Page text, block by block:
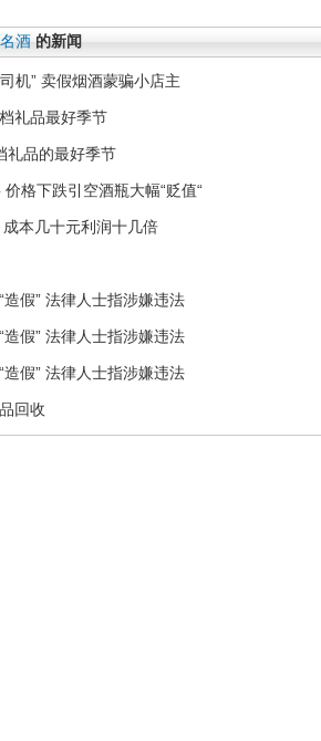
酒 的新闻
机” 卖假烟酒蒙骗小店主
礼品最好季节
礼品的最好季节
格下跌引空酒瓶大幅“贬值“
本几十元利润十几倍
假” 法律人士指涉嫌违法
假” 法律人士指涉嫌违法
假” 法律人士指涉嫌违法
回收